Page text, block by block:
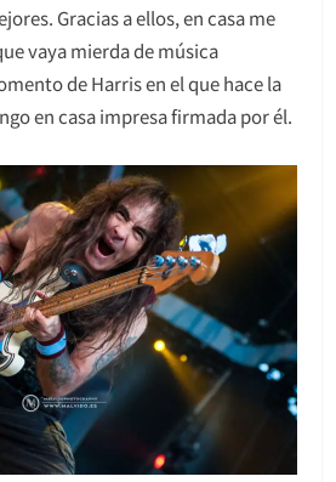
Gracias a ellos, en casa me
vaya mierda de música
de Harris en el que hace la
en casa impresa firmada por él.